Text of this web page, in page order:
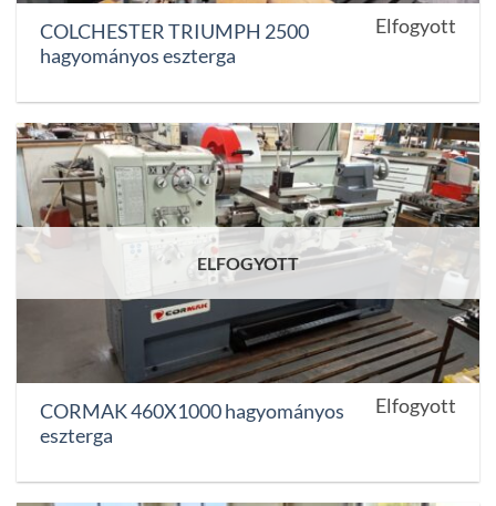
COLCHESTER TRIUMPH 2500
hagyományos eszterga
Elfogyott
ELFOGYOTT
CORMAK 460X1000 hagyományos
eszterga
Elfogyott